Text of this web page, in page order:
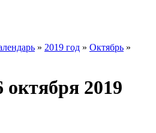
» 2019 год » Октябрь »
2019